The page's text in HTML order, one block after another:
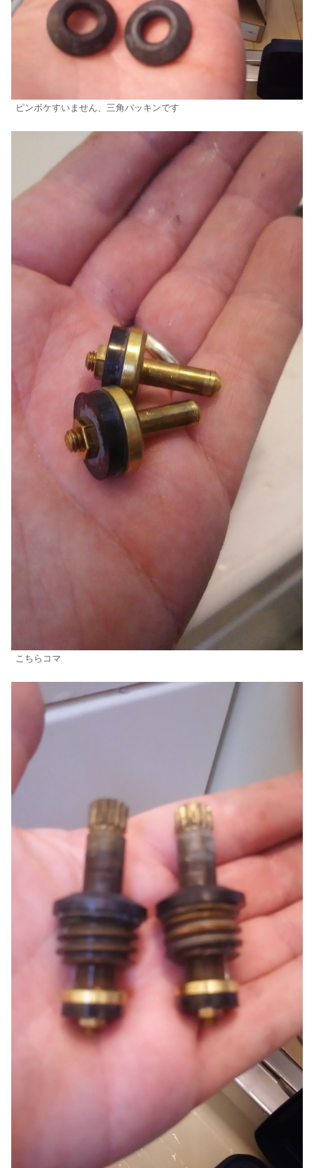
ピンボケすいません、三角パッキンです
こちらコマ